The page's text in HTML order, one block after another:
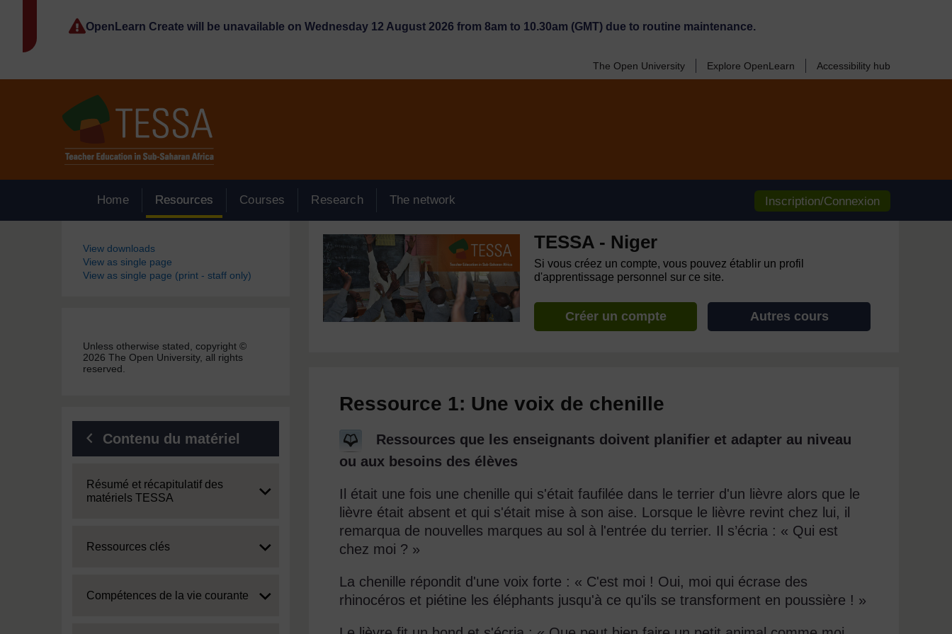
OpenLearn Create will be unavailable on Wednesday 12 August 2026 from 8am to 10.30am (GMT) due to routine maintenance.
The Open University Explore OpenLearn Accessibility hub
Home Resources Courses Research The network Inscription/Connexion
Blocs
View downloads
View as single page
View as single page (print - staff only)
Unless otherwise stated, copyright ©
2026 The Open University, all rights
reserved.
Contenu du matériel
Expand
Résumé et récapitulatif des
matériels TESSA
Expand
Ressources clés
Expand
Compétences de la vie courante
TESSA - Niger
Si vous créez un compte, vous pouvez établir un profil
d'apprentissage personnel sur ce site.
Créer un compte Autres cours
Ressource 1: Une voix de chenille
Ressources que les enseignants doivent planifier et adapter au niveau
ou aux besoins des élèves
Il était une fois une chenille qui s'était faufilée dans le terrier d'un lièvre alors que le
lièvre était absent et qui s'était mise à son aise. Lorsque le lièvre revint chez lui, il
remarqua de nouvelles marques au sol à l'entrée du terrier. Il s’écria : « Qui est
chez moi ? »
La chenille répondit d'une voix forte : « C'est moi ! Oui, moi qui écrase des
rhinocéros et piétine les éléphants jusqu'à ce qu'ils se transforment en poussière ! »